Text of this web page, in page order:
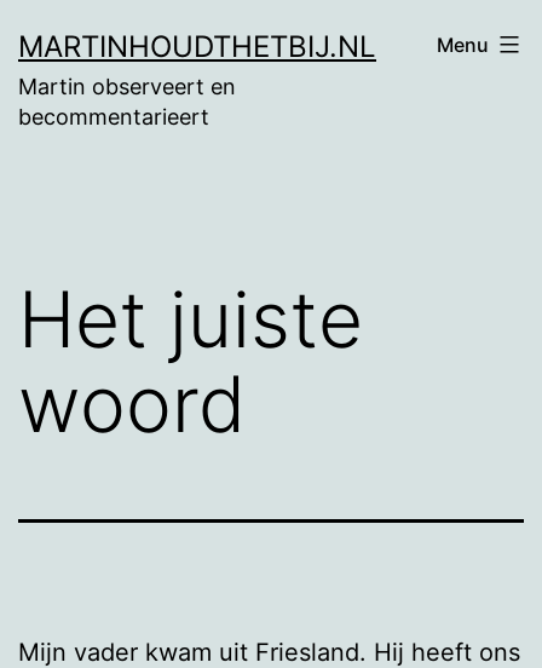
naar
de
MARTINHOUDTHETBIJ.NL
Martin observeert en
becommentarieert
Menu
Het juiste
woord
Mijn vader kwam uit Friesland. Hij heeft ons